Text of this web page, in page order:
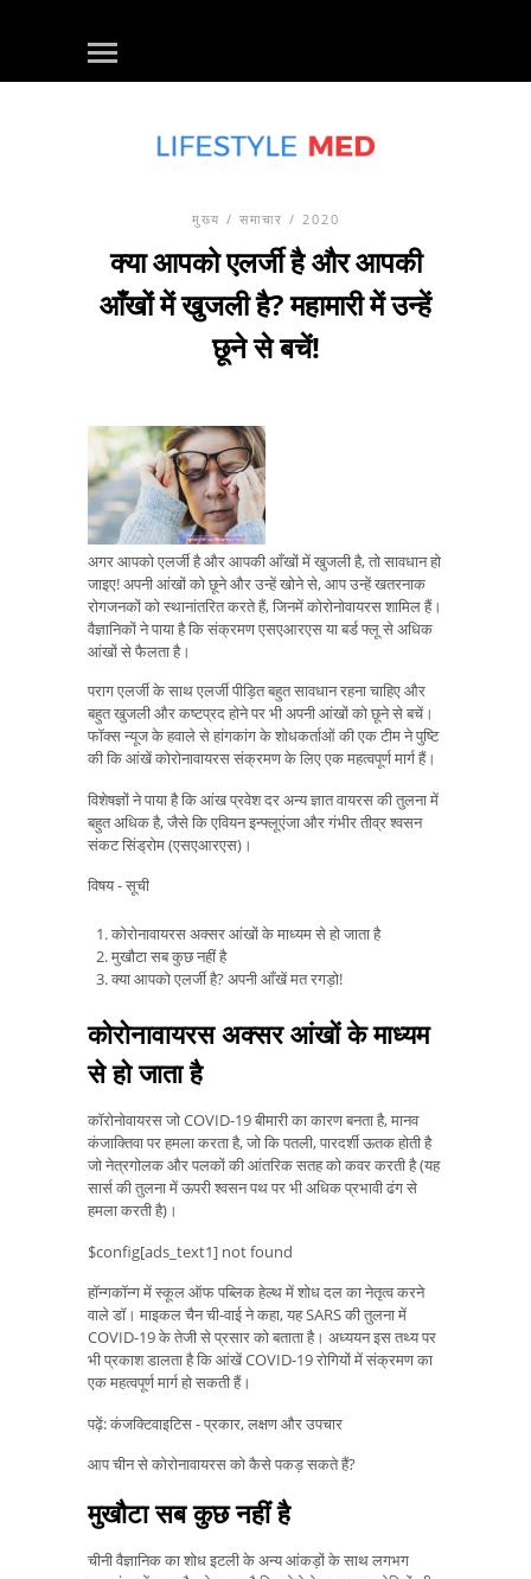
मुख्य / समाचार / 2020
क्या आपको एलर्जी है और आपकी
आँखों में खुजली है? महामारी में उन्हें
छूने से बचें!
अगर आपको एलर्जी है और आपकी आँखों में खुजली है, तो सावधान हो
जाइए! अपनी आंखों को छूने और उन्हें खोने से, आप उन्हें खतरनाक
रोगजनकों को स्थानांतरित करते हैं, जिनमें कोरोनोवायरस शामिल हैं।
वैज्ञानिकों ने पाया है कि संक्रमण एसएआरएस या बर्ड फ्लू से अधिक
आंखों से फैलता है।
पराग एलर्जी के साथ एलर्जी पीड़ित बहुत सावधान रहना चाहिए और
बहुत खुजली और कष्टप्रद होने पर भी अपनी आंखों को छूने से बचें।
फॉक्स न्यूज के हवाले से हांगकांग के शोधकर्ताओं की एक टीम ने पुष्टि
की कि आंखें कोरोनावायरस संक्रमण के लिए एक महत्वपूर्ण मार्ग हैं।
विशेषज्ञों ने पाया है कि आंख प्रवेश दर अन्य ज्ञात वायरस की तुलना में
बहुत अधिक है, जैसे कि एवियन इन्फ्लूएंजा और गंभीर तीव्र श्वसन
संकट सिंड्रोम (एसएआरएस)।
विषय - सूची
कोरोनावायरस अक्सर आंखों के माध्यम से हो जाता है
मुखौटा सब कुछ नहीं है
क्या आपको एलर्जी है? अपनी आँखें मत रगड़ो!
कोरोनावायरस अक्सर आंखों के माध्यम
से हो जाता है
कॉरोनोवायरस जो COVID-19 बीमारी का कारण बनता है, मानव
कंजाक्तिवा पर हमला करता है, जो कि पतली, पारदर्शी ऊतक होती है
जो नेत्रगोलक और पलकों की आंतरिक सतह को कवर करती है (यह
सार्स की तुलना में ऊपरी श्वसन पथ पर भी अधिक प्रभावी ढंग से
हमला करती है)।
$config[ads_text1] not found
हॉन्गकॉन्ग में स्कूल ऑफ पब्लिक हेल्थ में शोध दल का नेतृत्व करने
वाले डॉ। माइकल चैन ची-वाई ने कहा, यह SARS की तुलना में
COVID-19 के तेजी से प्रसार को बताता है। अध्ययन इस तथ्य पर
भी प्रकाश डालता है कि आंखें COVID-19 रोगियों में संक्रमण का
एक महत्वपूर्ण मार्ग हो सकती हैं।
पढ़ें: कंजक्टिवाइटिस - प्रकार, लक्षण और उपचार
आप चीन से कोरोनावायरस को कैसे पकड़ सकते हैं?
मुखौटा सब कुछ नहीं है
चीनी वैज्ञानिक का शोध इटली के अन्य आंकड़ों के साथ लगभग